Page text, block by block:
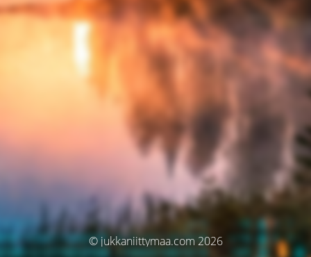
© jukkaniittymaa.com 2026